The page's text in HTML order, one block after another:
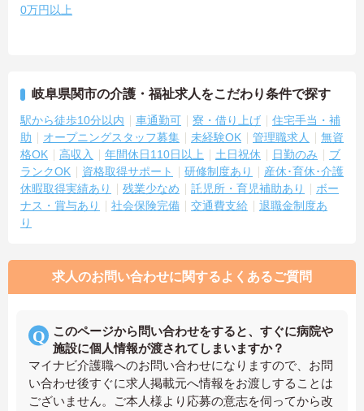
0万円以上
岐阜県関市の介護・福祉求人をこだわり条件で探す
駅から徒歩10分以内 車通勤可 寮・借り上げ
住宅手当・補
助
オープニングスタッフ募集 未経験OK 管理職求人
無資
格OK
高収入 年間休日110日以上 土日祝休 日勤のみ
ブ
ランクOK
資格取得サポート 研修制度あり
産休･育休･介護
休暇取得実績あり
残業少なめ 託児所・育児補助あり
ボー
ナス・賞与あり
社会保険完備 交通費支給
退職金制度あ
り
求人のお問い合わせに関するよくあるご質問
このページから問い合わせをすると、すぐに病院や
施設に個人情報が渡されてしまいますか？
マイナビ介護職へのお問い合わせになりますので、お問
い合わせ後すぐに求人掲載元へ情報をお渡しすることは
ございません。ご本人様より応募の意志を伺ってから改